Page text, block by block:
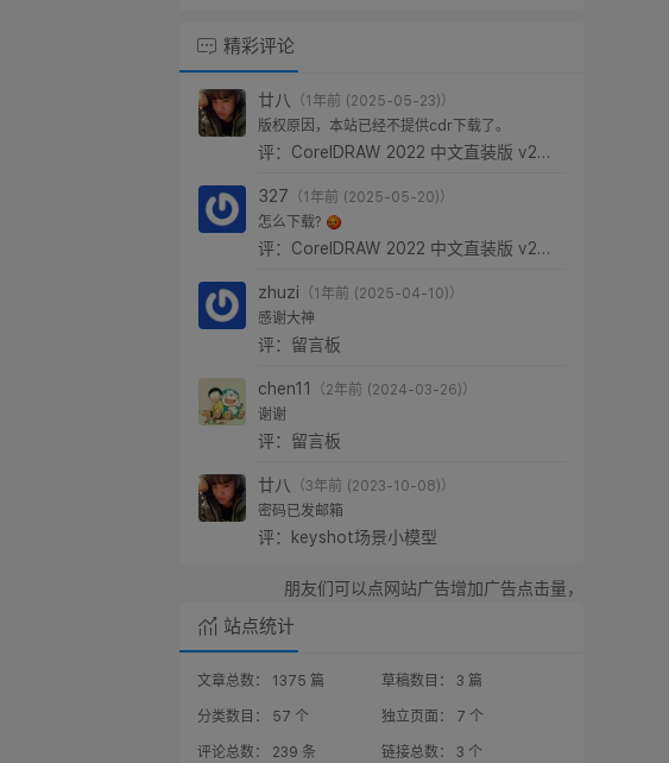
精彩评论
廿八
（1年前 (2025-05-23)）
版权原因，本站已经不提供cdr下载了。
评：CorelDRAW 2022 中文直装版 v24.0.0.301
327 （1年前 (2025-05-20)）
怎么下载?
评：CorelDRAW 2022 中文直装版 v24.0.0.301
zhuzi （1年前 (2025-04-10)）
感谢大神
评：留言板
chen11
（2年前 (2024-03-26)）
谢谢
评：留言板
廿八
（3年前 (2023-10-08)）
密码已发邮箱
评：keyshot场景小模型
朋友们可以点网站广告增加广告点击量，支持廿八星空，感谢！
站点统计
文章总数： 1375 篇 草稿数目： 3 篇
分类数目： 57 个 独立页面： 7 个
评论总数： 239 条 链接总数： 3 个